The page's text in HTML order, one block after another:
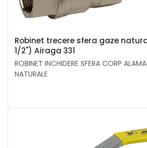
Robinet trecere sfera gaze
1/2") Airaga 331
ROBINET INCHIDERE SFERA CORP
NATURALE